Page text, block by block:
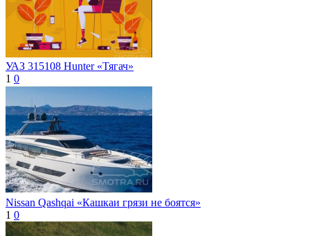
УАЗ 315108 Hunter «Тягач»
1 0
Nissan Qashqai «Кашкаи грязи не боятся»
1 0